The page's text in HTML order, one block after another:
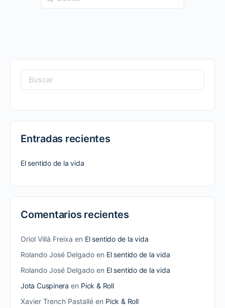
Buscar:
Entradas recientes
El sentido de la vida
Comentarios recientes
Oriol Villà Freixa en El sentido de la vida
Rolando José Delgado en El sentido de la vida
Rolando José Delgado en El sentido de la vida
Jota Cuspinera en Pick & Roll
Xavier Trench Pastallé en Pick & Roll